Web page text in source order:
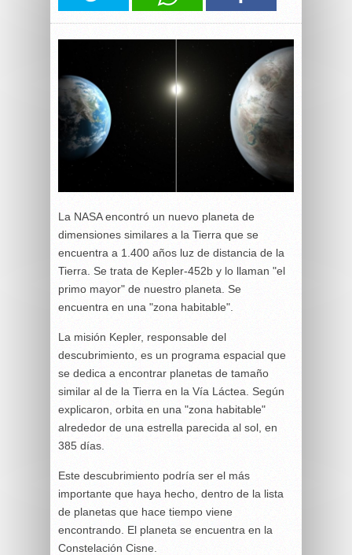
La NASA encontró un nuevo planeta de
dimensiones similares a la Tierra que se
encuentra a 1.400 años luz de distancia de la
Tierra. Se trata de Kepler-452b y lo llaman "el
primo mayor" de nuestro planeta. Se
encuentra en una "zona habitable".
La misión Kepler, responsable del
descubrimiento, es un programa espacial que
se dedica a encontrar planetas de tamaño
similar al de la Tierra en la Vía Láctea. Según
explicaron, orbita en una "zona habitable"
alrededor de una estrella parecida al sol, en
385 días.
Este descubrimiento podría ser el más
importante que haya hecho, dentro de la lista
de planetas que hace tiempo viene
encontrando. El planeta se encuentra en la
Constelación Cisne.